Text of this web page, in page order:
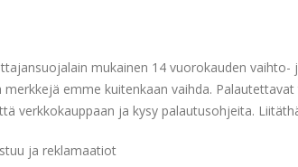
mukainen 14 vuorokauden
emme kuitenkaan vaihda.
verkkokauppaan ja kysy palautusohjeita.
ja reklamaatiot